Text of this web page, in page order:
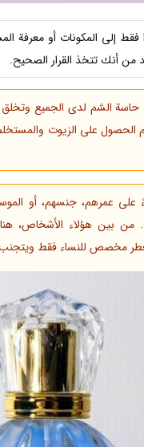
فقط إلى المكونات أو
من أنك تتخذ القرار الصحيح.
الشم لدى الجميع وتخلق
الحصول على الزيوت
عمرهم، جنسهم، أو
من بين هؤلاء الأشخاص،
مخصص للنساء فقط